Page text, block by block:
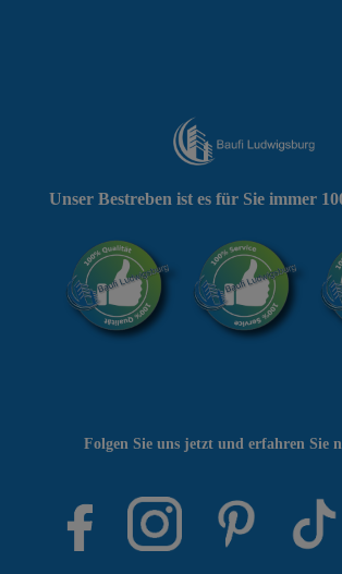
Folgen Sie uns jetzt und erfahren Sie
Unser Bestreben ist es für Sie immer